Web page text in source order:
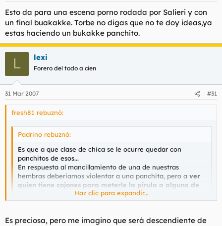
Esto da para una escena porno rodada por Salieri y con
un final buakakke. Torbe no digas que no te doy ideas,ya
estas haciendo un bukakke panchito.
L lexi
Forero del todo a cien
31 Mar 2007 #31
fresh81 rebuznó:
Padrino rebuznó:
Es que a que clase de chica se le ocurre quedar con
panchitos de esos...
En respuesta al mancillamiento de una de nuestras
hembras deberiamos violentar a una panchita, pero a ver
quien tiene cojones para meterle la pirula a alguna de
Saludos cordiales.Haz clic para expandir...
Haz clic para expandir...
Es preciosa, pero me imagino que será descendiente de